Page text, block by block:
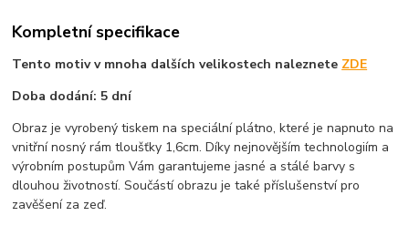
Kompletní specifikace
Tento motiv v mnoha dalších velikostech naleznete ZDE
Doba dodání: 5 dní
Obraz je vyrobený tiskem na speciální plátno, které je napnuto na
vnitřní nosný rám tloušťky 1,6cm. Díky nejnovějším technologiím a
výrobním postupům Vám garantujeme jasné a stálé barvy s
dlouhou životností. Součástí obrazu je také příslušenství pro
zavěšení za zeď.